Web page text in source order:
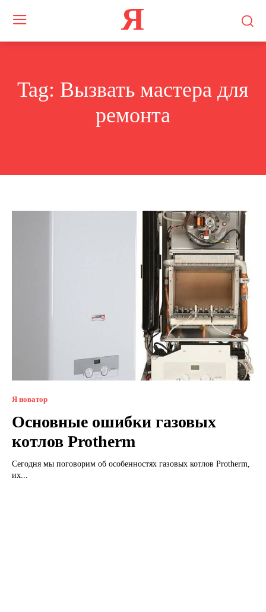
Я
Tag: Вызвать мастера для
ремонта
Я новатор
Основные ошибки газовых
котлов Protherm
Сегодня мы поговорим об особенностях газовых котлов Protherm,
их...